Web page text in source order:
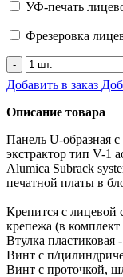
УФ-печать
Фрезеровка
-
Добавить в заказ
Описание товара
Панель U-образная
экстрактор тип V-1
Alumica Subrack
печатной платы в
Крепится с лицевой
крепежа (в комплект
Втулка пластиковая
Винт с п/
Винт с проточкой,